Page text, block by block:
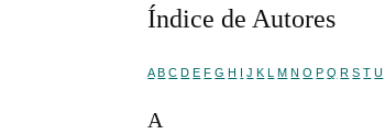
Índice de Autores
A B C D E F G H I J K L M N O P Q R S T U
A